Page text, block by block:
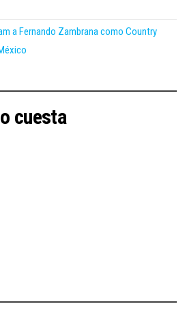
a Fernando Zambrana como Country
cuesta